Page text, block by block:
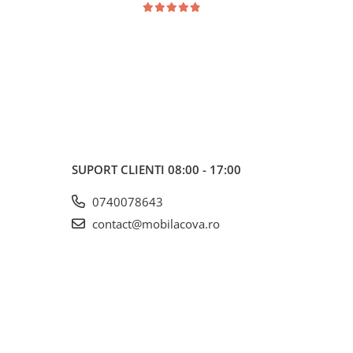
SUPORT CLIENTI 08:00 - 17:00
0740078643
contact@mobilacova.ro